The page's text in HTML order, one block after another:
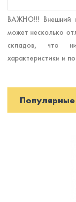
ВАЖНО!!! Внешний
может несколько
складов, что
характеристики и